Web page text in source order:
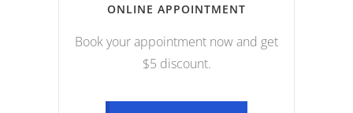
ONLINE APPOINTMENT
Book your appointment now and get
$5 discount.